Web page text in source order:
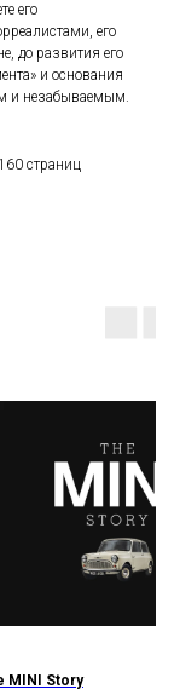
его
его
до развития его
и основания
и незабываемым.
страниц
MINI Story